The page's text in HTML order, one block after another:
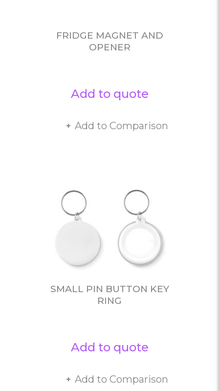
FRIDGE MAGNET AND
OPENER
Add to quote
Add to Comparison
SMALL PIN BUTTON KEY
RING
Add to quote
Add to Comparison